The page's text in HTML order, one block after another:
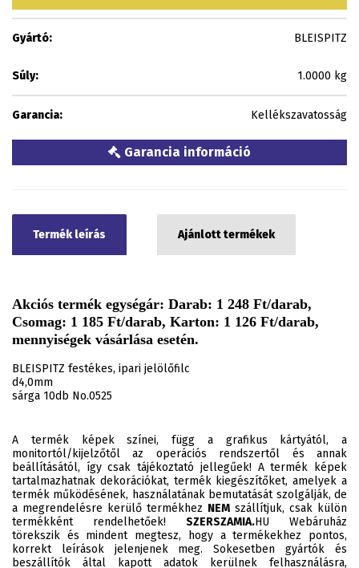
Gyártó: BLEISPITZ
Súly: 1.0000 kg
Garancia: Kellékszavatosság
Garancia információ
Termék leírás Ajánlott termékek
Akciós termék egységár: Darab: 1 248 Ft/darab,
Csomag: 1 185 Ft/darab, Karton: 1 126 Ft/darab,
mennyiségek vásárlása esetén.
BLEISPITZ festékes, ipari jelölőfilc
d4,0mm
sárga 10db No.0525
A termék képek színei, függ a grafikus kártyától, a
monitortól/kijelzőtől az operációs rendszertől és annak
beállításától, így csak tájékoztató jellegűek! A termék képek
tartalmazhatnak dekorációkat, termék kiegészítőket, amelyek a
termék működésének, használatának bemutatását szolgálják, de
a megrendelésre kerülő termékhez NEM szállítjuk, csak külön
termékként rendelhetőek! SZERSZAMIA.HU Webáruház
törekszik és mindent megtesz, hogy a termékekhez pontos,
korrekt leírások jelenjenek meg. Sokesetben gyártók és
beszállítók által kapott adatok kerülnek felhasználásra,